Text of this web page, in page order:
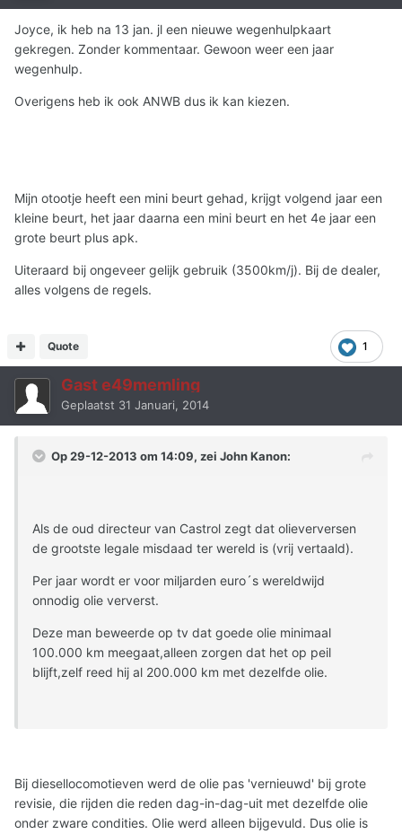
Joyce, ik heb na 13 jan. jl een nieuwe wegenhulpkaart
gekregen. Zonder kommentaar. Gewoon weer een jaar
wegenhulp.
Overigens heb ik ook ANWB dus ik kan kiezen.
Mijn otootje heeft een mini beurt gehad, krijgt volgend jaar een
kleine beurt, het jaar daarna een mini beurt en het 4e jaar een
grote beurt plus apk.
Uiteraard bij ongeveer gelijk gebruik (3500km/j). Bij de dealer,
alles volgens de regels.
1
Quote
Gast e49memling
Geplaatst 31 Januari, 2014
Op 29-12-2013 om 14:09, zei John Kanon:
Als de oud directeur van Castrol zegt dat olieverversen
de grootste legale misdaad ter wereld is (vrij vertaald).
Per jaar wordt er voor miljarden euro´s wereldwijd
onnodig olie ververst.
Deze man beweerde op tv dat goede olie minimaal
100.000 km meegaat,alleen zorgen dat het op peil
blijft,zelf reed hij al 200.000 km met dezelfde olie.
Bij diesellocomotieven werd de olie pas 'vernieuwd' bij grote
revisie, die rijden die reden dag-in-dag-uit met dezelfde olie
onder zware condities. Olie werd alleen bijgevuld. Dus olie is